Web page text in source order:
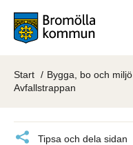
Start Bygga, bo och miljö
Avfallstrappan
Tipsa och dela sidan